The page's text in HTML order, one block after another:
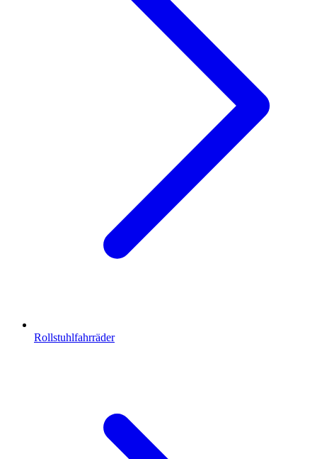
Rollstuhlfahrräder